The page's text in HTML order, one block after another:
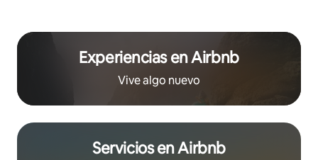
Experiencias en Airbnb
Vive algo nuevo
Servicios en Airbnb